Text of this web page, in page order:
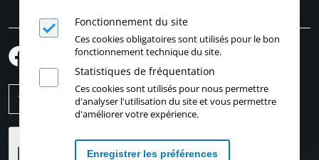
Fonctionnement du site
Ces cookies obligatoires sont utilisés pour le bon
fonctionnement technique du site.
Statistiques de fréquentation
Ces cookies sont utilisés pour nous permettre
d'analyser l'utilisation du site et vous permettre
d'améliorer votre expérience.
Enregistrer les préférences